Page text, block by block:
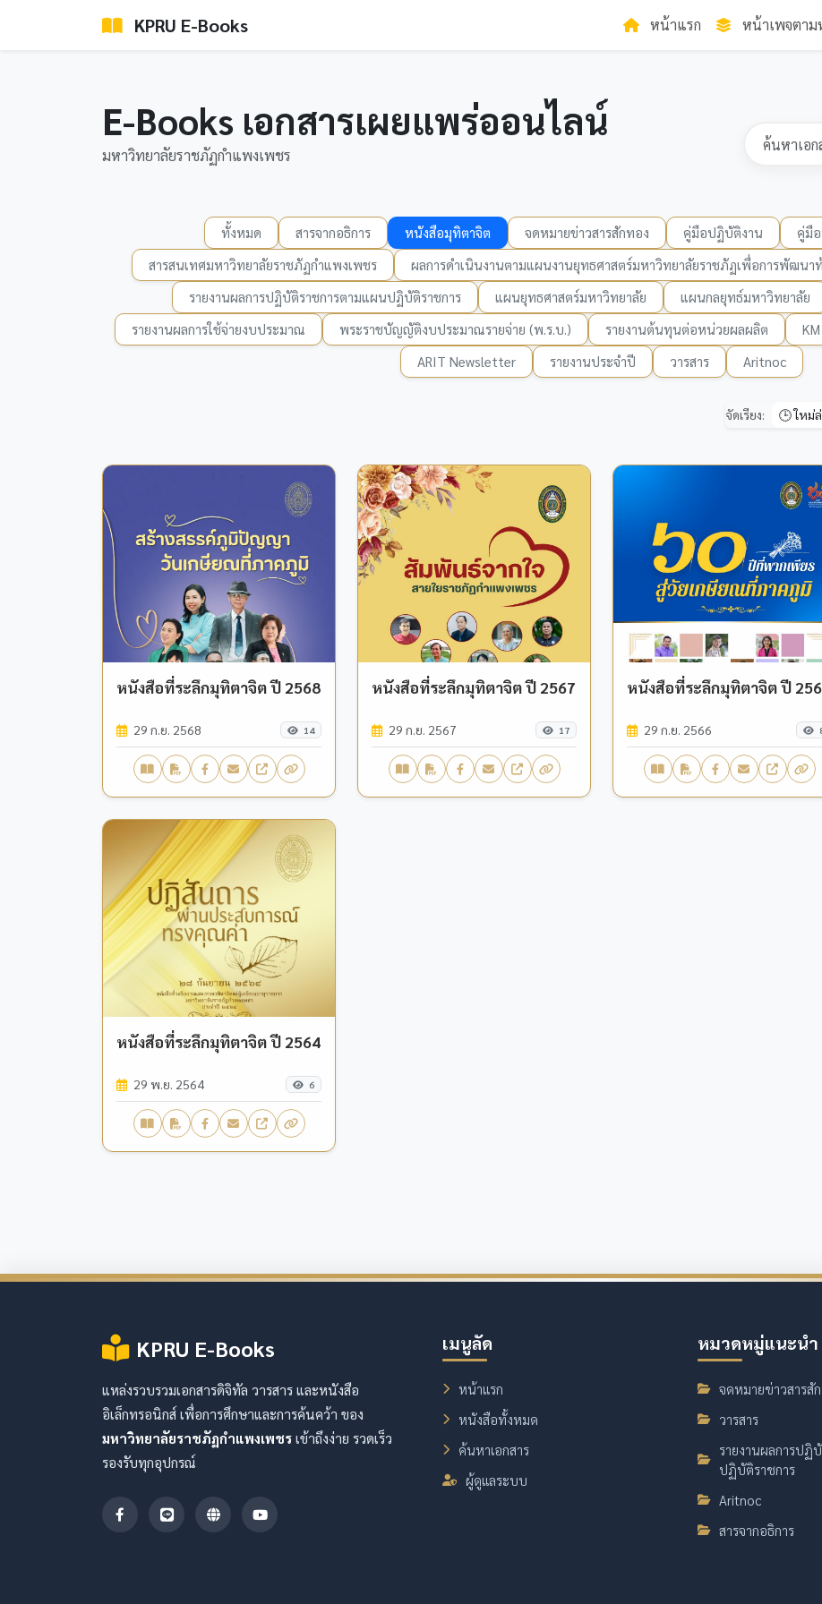
KPRU E-Books หน้าแรก หน้าเพจตา
E-Books เอกสารเผยแพร่ออนไลน์
มหาวิทยาลัยราชภัฏกำแพงเพชร
ทั้งหมด สารจากอธิการ หนังสือมุทิตาจิต จดหมายข่าวสารสักทอง คู่มือปฏิบัติงาน
คู่มื
สารสนเทศมหาวิทยาลัยราชภัฏกำแพงเพชร
ผลการดำเนินงานตามแผนงานยุทธศาสตร์มหาวิทยาลัยราชภัฏเพื่อการพัฒนา
รายงานผลการปฏิบัติราชการตามแผนปฏิบัติราชการ
แผนยุทธศาสตร์มหาวิทยาลัย แผนกลยุทธ์มหาวิทยาลัย
รายงานผลการใช้จ่ายงบประมาณ
พระราชบัญญัติงบประมาณรายจ่าย (พ.ร.บ.) รายงานต้นทุนต่อหน่วยผลผลิต
ARIT Newsletter
รายงานประจำปี วารสาร Aritnoc
จัดเรียง:
หนังสือที่ระลึกมุทิตาจิต ปี 2568
29 ก.ย. 2568 14
หนังสือที่ระลึกมุทิตาจิต ปี 2567
29 ก.ย. 2567 17
หนังสือที่ระลึกมุทิตาจิต ปี
29 ก.ย. 2566
หนังสือที่ระลึกมุทิตาจิต ปี 2564
29 พ.ย. 2564 6
KPRU E-Books
แหล่งรวบรวมเอกสารดิจิทัล วารสาร และหนังสือ
อิเล็กทรอนิกส์ เพื่อการศึกษาและการค้นคว้า ของ
มหาวิทยาลัยราชภัฏกำแพงเพชร เข้าถึงง่าย รวดเร็ว
รองรับทุกอุปกรณ์
เมนูลัด
หน้าแรก
หนังสือทั้งหมด
ค้นหาเอกสาร
ผู้ดูแลระบบ
หมวดหมู่แนะนำ
จดหมายข่าวสารสั
วารสาร
รายงานผลการปฏิ
ปฏิบัติราชการ
Aritnoc
สารจากอธิการ